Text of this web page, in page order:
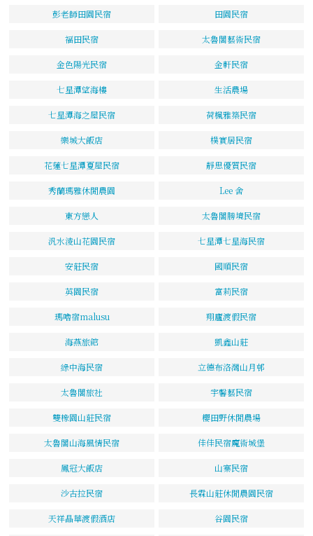
彭老師田園民宿 田園民宿
福田民宿 太魯閣藝術民宿
金色陽光民宿 金軒民宿
七星潭望海樓 生活農場
七星潭海之屋民宿 荷楓雅築民宿
樂城大飯店 樸實居民宿
花蓮七星潭夏屋民宿 靜思優質民宿
秀蘭瑪雅休閒農園 Lee 舍
東方戀人 太魯閣勝境民宿
汎水淩山花園民宿 七星潭七星海民宿
安莊民宿 國順民宿
英園民宿 富莉民宿
瑪嚕宿malusu 翔廬渡假民宿
海燕旅館 凱鑫山莊
綠中海民宿 立德布洛灣山月邨
太魯閣旅社 宇馨藝民宿
雙橡園山莊民宿 櫻田野休閒農場
太魯閣山海風情民宿 佳佳民宿魔術城堡
鳳冠大飯店 山寨民宿
沙古拉民宿 長霖山莊休閒農園民宿
天祥晶華渡假酒店 谷園民宿